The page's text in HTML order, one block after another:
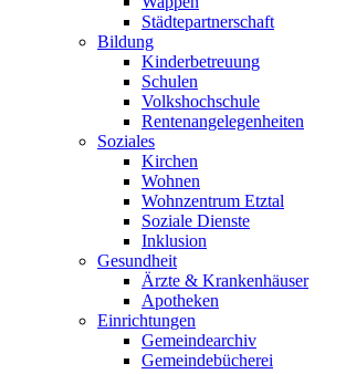
Städtepartnerschaft
Bildung
Kinderbetreuung
Schulen
Volkshochschule
Rentenangelegenheiten
Soziales
Kirchen
Wohnen
Wohnzentrum Etztal
Soziale Dienste
Inklusion
Gesundheit
Ärzte & Krankenhäuser
Apotheken
Einrichtungen
Gemeindearchiv
Gemeindebücherei